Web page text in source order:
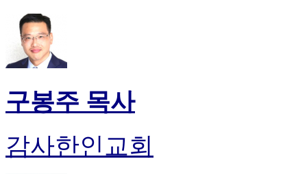
구봉주 목사
감사한인교회